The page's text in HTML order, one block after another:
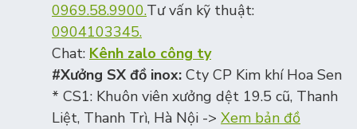
0969.58.9900.Tư vấn kỹ thuật:
0904103345.
Chat: Kênh zalo công ty
#Xưởng SX đồ inox: Cty CP Kim khí Hoa Sen
* CS1: Khuôn viên xưởng dệt 19.5 cũ, Thanh
Liệt, Thanh Trì, Hà Nội -> Xem bản đồ